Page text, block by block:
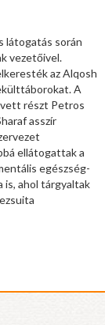
látogatás során
vezetőivel.
az Alqosh
A
vett részt Petros
asszír
ellátogattak a
egészség-
is, ahol tárgyaltak